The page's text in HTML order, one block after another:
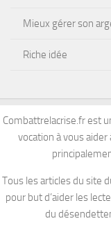
Mieux gérer son
Riche idée
Combattrelacrise.fr est
vocation à vous
Tous les articles du site
pour but d’aider les
du